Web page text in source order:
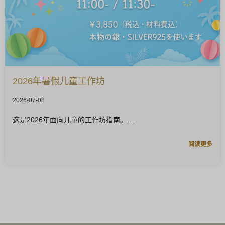
2026年暑假儿童工作坊
2026-07-08
这是2026年面向儿童的工作坊指南。
阅读更多